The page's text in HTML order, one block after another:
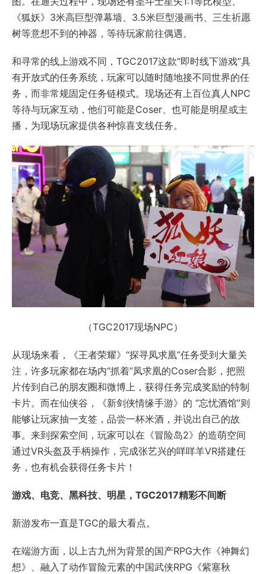
《狐妖》3米高巨型弹幕墙、3.5米巨型漫画书、三生祈愿
树等意想不到的神器，等待玩家前往偶遇。
和寻常的线上游戏不同，TGC2017这款“即时线下游戏”具
有开放式的任务系统，玩家可以随时随地接不同世界的任
务，而非常规固定任务链模式。现场还有上百位真人NPC
等待与玩家互动，他们可能是Coser、也可能是明星或主
播，为现场玩家提供各种惊喜支线任务。
（TGC2017现场NPC）
从现场来看，《王者荣耀》“探寻凤求凰”任务受到大量关
注，许多玩家都在场内“抓着”凤求凰的Coser合影，把照
片传到自己的朋友圈和微博上，获得任务完成奖励的特制
卡片。而在仙侠谷，《新剑侠情缘手游》的 “忘忧酒馆”则
能够让玩家抽一支签，品尝一杯米酒，并说出自己的故
事。来到探索空间，玩家可以在《冒险岛2》的造萌空间
通过VR头盔及手柄操作，完成张艺兴的咩咩羊VR搭建任
务，也有机会获得任务卡片！
游戏、电竞、黑科技、明星， TGC2017精彩不间断
新游发布一直是TGC的最大看点。
在端游方面，以上古九州为背景的国产RPG大作《神舞幻
想》、融入了动作冒险元素的中国武侠RPG《紫塞秋